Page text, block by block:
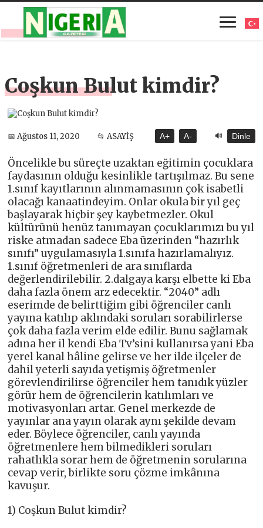
Coşkun Bulut kimdir?
📅 Ağustos 11, 2020 📂 ASAYİŞ A+ A- 🔊 Dinle
Öncelikle bu süreçte uzaktan eğitimin çocuklara
faydasının olduğu kesinlikle tartışılmaz. Bu sene
1.sınıf kayıtlarının alınmamasının çok isabetli
olacağı kanaatindeyim. Onlar okula bir yıl geç
başlayarak hiçbir şey kaybetmezler. Okul
kültürünü henüz tanımayan çocuklarımızı bu yıl
riske atmadan sadece Eba üzerinden “hazırlık
sınıfı” uygulamasıyla 1.sınıfa hazırlamalıyız.
1.sınıf öğretmenleri de ara sınıflarda
değerlendirilebilir. 2.dalgaya karşı elbette ki Eba
daha fazla önem arz edecektir. “2040” adlı
eserimde de belirttiğim gibi öğrenciler canlı
yayına katılıp aklındaki soruları sorabilirlerse
çok daha fazla verim elde edilir. Bunu sağlamak
adına her il kendi Eba Tv’sini kullanırsa yani Eba
yerel kanal hâline gelirse ve her ilde ilçeler de
dahil yeterli sayıda yetişmiş öğretmenler
görevlendirilirse öğrenciler hem tanıdık yüzler
görür hem de öğrencilerin katılımları ve
motivasyonları artar. Genel merkezde de
yayınlar ana yayın olarak aynı şekilde devam
eder. Böylece öğrenciler, canlı yayında
öğretmenlere hem bilmedikleri soruları
rahatlıkla sorar hem de öğretmenin sorularına
cevap verir, birlikte soru çözme imkânına
kavuşur.
1) Coşkun Bulut kimdir?